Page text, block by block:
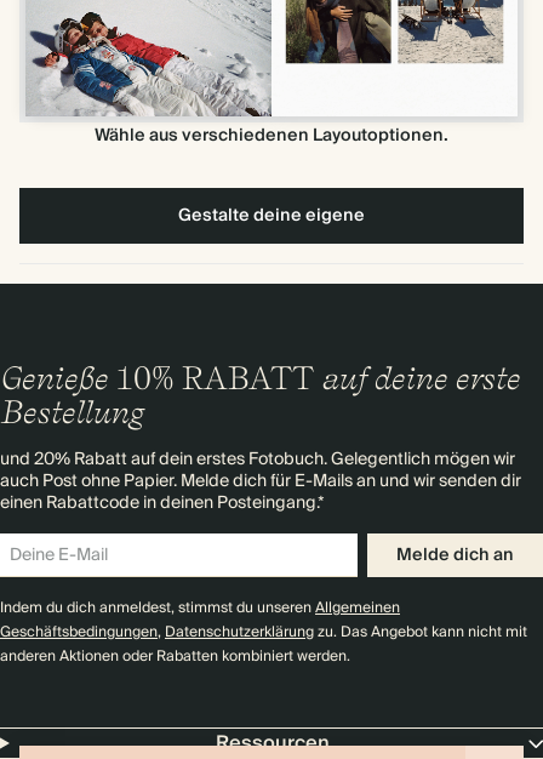
Wähle aus verschiedenen Layoutoptionen.
Gestalte deine eigene
Genieße 10% RABATT auf deine erste
Bestellung
und 20% Rabatt auf dein erstes Fotobuch. Gelegentlich mögen wir
auch Post ohne Papier. Melde dich für E-Mails an und wir senden dir
einen Rabattcode in deinen Posteingang.*
Melde dich an
Indem du dich anmeldest, stimmst du unserenAllgemeinen
Geschäftsbedingungen,Datenschutzerklärungzu. Das Angebot kann nicht mit
anderen Aktionen oder Rabatten kombiniert werden.
Ressourcen